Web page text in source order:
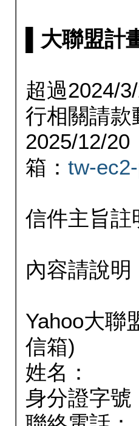
▌大聯盟計
超過2024/
行相關請款
2025/12/20
箱： tw-
信件主旨註
內容請說明
Yahoo大聯
信箱)
姓名：
身分證字號